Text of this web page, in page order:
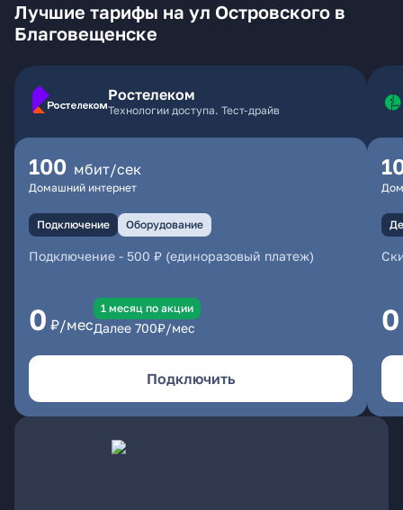
Лучшие тарифы на ул Островского в
Благовещенске
Ростелеком
Технологии доступа. Тест-драйв
100 мбит/сек
Домашний интернет
Подключение Оборудование
Подключение - 500 ₽ (единоразовый платеж)
0 ₽/мес
1 месяц по акции
Далее 700₽/мес
Подключить
0